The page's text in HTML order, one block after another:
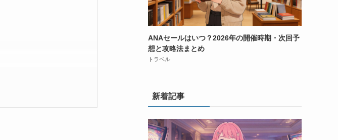
ANAセールはいつ？2026年の開催時期・次回予
想と攻略法まとめ
トラベル
新着記事